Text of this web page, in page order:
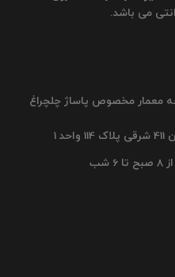
می باشد.
معمار مخصوص پاساژ چلچراغ